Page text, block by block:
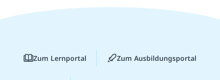
Zum Lernportal Zum Ausbildungsportal